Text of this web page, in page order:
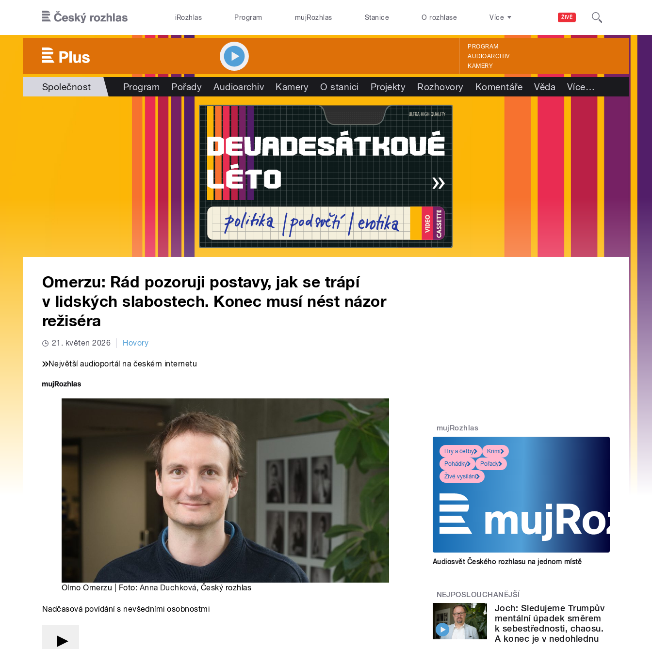
ŽIVĚ
iRozhlas Program mujRozhlas Stanice O rozhlase Více
PROGRAM
AUDIOARCHIV
KAMERY
Společnost Program Pořady Audioarchiv Kamery O stanici Projekty Rozhovory Komentáře Věda Více…
Omerzu: Rád pozoruji postavy, jak se trápí
v lidských slabostech. Konec musí nést názor
režiséra
21. květen 2026 Hovory
Největší audioportál na českém internetu
Olmo Omerzu | Foto: Anna Duchková, Český rozhlas
Nadčasová povídání s nevšedními osobnostmi
mujRozhlas
Hry a četby
Krimi
Pohádky
Pořady
Živé vysílání
Audiosvět Českého rozhlasu na jednom místě
NEJPOSLOUCHANĚJŠÍ
Joch: Sledujeme Trumpův
mentální úpadek směrem
k sebestřednosti, chaosu.
A konec je v nedohlednu